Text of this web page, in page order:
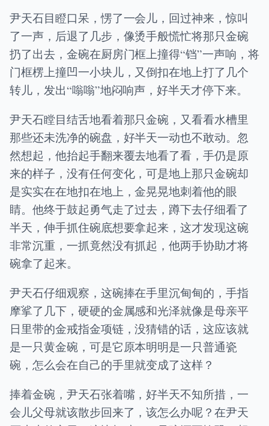
尹天石目瞪口呆，愣了一会儿，回过神来，惊叫
了一声，后退了几步，像烫手般慌忙将那只金碗
扔了出去，金碗在厨房门框上撞得“铛”一声响，将
门框楞上撞凹一小块儿，又倒扣在地上打了几个
转儿，发出“嗡嗡”地闷响声，好半天才停下来。
尹天石瞠目结舌地看着那只金碗，又看看水槽里
那些还未洗净的碗盘，好半天一动也不敢动。忽
然想起，他抬起手翻来覆去地看了看，手仍是原
来的样子，没有任何变化，可是地上那只金碗却
是实实在在地扣在地上，金晃晃地刺着他的眼
睛。他终于鼓起勇气走了过去，蹲下去仔细看了
半天，伸手抓住碗底想要拿起来，这才发现这碗
非常沉重，一抓竟然没有抓起，他两手协助才将
碗拿了起来。
尹天石仔细观察，这碗捧在手里沉甸甸的，手指
摩挲了几下，硬硬的金属感和光泽就像是母亲平
日里带的金戒指金项链，没猜错的话，这应该就
是一只黄金碗，可是它原本明明是一只普通瓷
碗，怎么会在自己的手里就变成了这样？
捧着金碗，尹天石张着嘴，好半天不知所措，一
会儿父母就该散步回来了，该怎么办呢？在尹天